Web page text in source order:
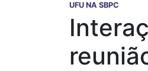
UFU NA SBPC